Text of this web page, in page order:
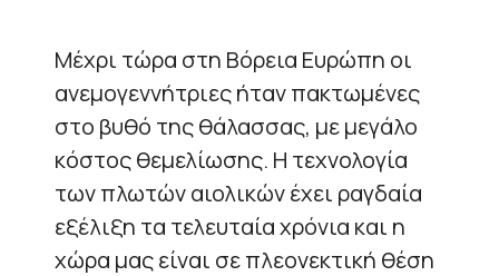
Μέχρι τώρα στη Βόρεια Ευρώπη οι
ανεμογεννήτριες ήταν πακτωμένες
στο βυθό της θάλασσας, με μεγάλο
κόστος θεμελίωσης. Η τεχνολογία
των πλωτών αιολικών έχει ραγδαία
εξέλιξη τα τελευταία χρόνια και η
χώρα μας είναι σε πλεονεκτική θέση